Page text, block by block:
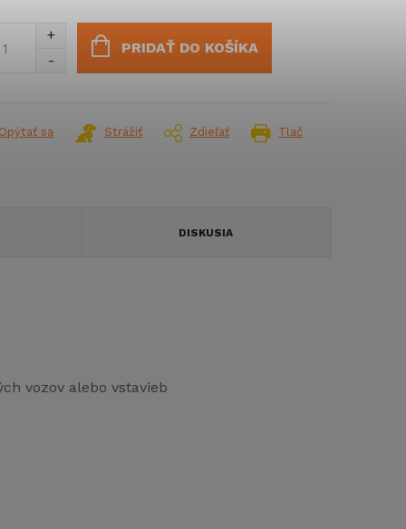
PRIDAŤ DO KOŠÍKA
Tlač
Opýtať sa Strážiť Zdieľať
DISKUSIA
vozov alebo vstavieb